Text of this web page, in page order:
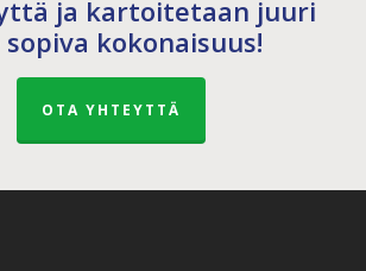
ja kartoitetaan juuri
kokonaisuus!
OTA YHTEYTTÄ